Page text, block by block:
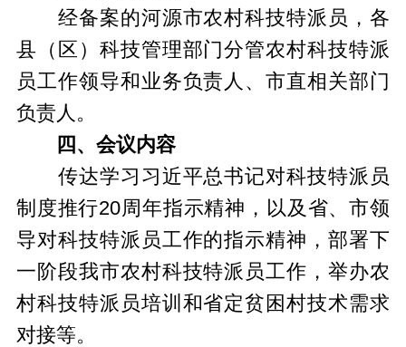
经备案的河源市农村科技特派员，各
县（区）科技管理部门分管农村科技特派
员工作领导和业务负责人、市直相关部门
负责人。
四、会议内容
传达学习习近平总书记对科技特派员
制度推行20周年指示精神，以及省、市领
导对科技特派员工作的指示精神，部署下
一阶段我市农村科技特派员工作，举办农
村科技特派员培训和省定贫困村技术需求
对接等。